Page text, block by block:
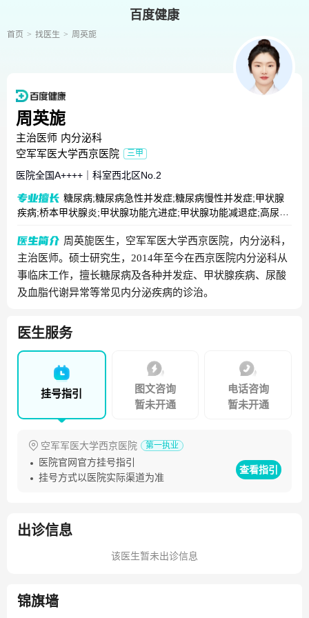
百度健康
首页 找医生 周英旎
周英旎
主治医师 内分泌科
空军军医大学西京医院
三甲
医院全国A++++ 科室西北区No.2
糖尿病;糖尿病急性并发症;糖尿病慢性并发症;甲状腺
疾病;桥本甲状腺炎;甲状腺功能亢进症;甲状腺功能减退症;高尿酸
周英旎医生，空军军医大学西京医院，内分泌科，
主治医师。硕士研究生，2014年至今在西京医院内分泌科从
事临床工作，擅长糖尿病及各种并发症、甲状腺疾病、尿酸
及血脂代谢异常等常见内分泌疾病的诊治。
医生服务
挂号指引
图文咨询
暂未开通
电话咨询
暂未开通
空军军医大学西京医院 第一执业
医院官网官方挂号指引
挂号方式以医院实际渠道为准
查看指引
出诊信息
该医生暂未出诊信息
锦旗墙